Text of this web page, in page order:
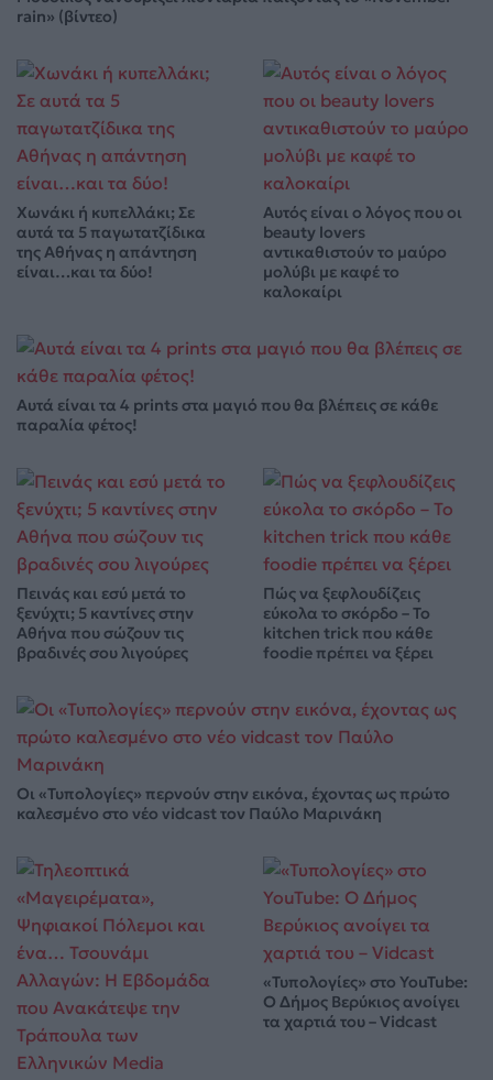
rain» (βίντεο)
Χωνάκι ή κυπελλάκι; Σε
αυτά τα 5 παγωτατζίδικα
της Αθήνας η απάντηση
είναι…και τα δύο!
Αυτός είναι ο λόγος που οι
beauty lovers
αντικαθιστούν το μαύρο
μολύβι με καφέ το
καλοκαίρι
Αυτά είναι τα 4 prints στα μαγιό που θα βλέπεις σε κάθε
παραλία φέτος!
Πεινάς και εσύ μετά το
ξενύχτι; 5 καντίνες στην
Αθήνα που σώζουν τις
βραδινές σου λιγούρες
Πώς να ξεφλουδίζεις
εύκολα το σκόρδο – Το
kitchen trick που κάθε
foodie πρέπει να ξέρει
Οι «Τυπολογίες» περνούν στην εικόνα, έχοντας ως πρώτο
καλεσμένο στο νέο vidcast τον Παύλο Μαρινάκη
«Τυπολογίες» στο YouTube:
Ο Δήμος Βερύκιος ανοίγει
τα χαρτιά του – Vidcast